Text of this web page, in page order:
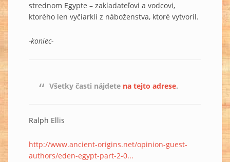
strednom Egypte – zakladateľovi a vodcovi,
ktorého len vyčiarkli z náboženstva, ktoré vytvoril.
-koniec-
Všetky časti nájdete na tejto adrese.
Ralph Ellis
http://www.ancient-origins.net/opinion-guest-
authors/eden-egypt-part-2-0...